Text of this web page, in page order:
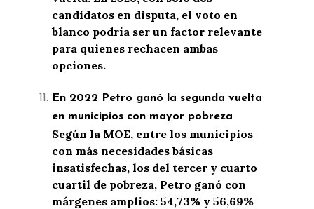
candidatos en disputa, el voto en
blanco podría ser un factor relevante
para quienes rechacen ambas
opciones.
En 2022 Petro ganó la segunda vuelta
en municipios con mayor pobreza
Según la MOE, entre los municipios
con más necesidades básicas
insatisfechas, los del tercer y cuarto
cuartil de pobreza, Petro ganó con
márgenes amplios: 54,73% y 56,69%